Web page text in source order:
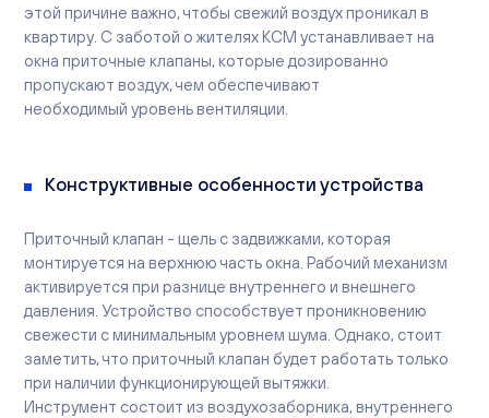
этой причине важно, чтобы свежий воздух проникал в
квартиру. С заботой о жителях КСМ устанавливает на
окна приточные клапаны, которые дозированно
пропускают воздух, чем обеспечивают
необходимый уровень вентиляции.
Конструктивные особенности устройства
Приточный клапан - щель с задвижками, которая
монтируется на верхнюю часть окна. Рабочий механизм
активируется при разнице внутреннего и внешнего
давления. Устройство способствует проникновению
свежести с минимальным уровнем шума. Однако, стоит
заметить, что приточный клапан будет работать только
при наличии функционирующей вытяжки.
Инструмент состоит из воздухозаборника, внутреннего